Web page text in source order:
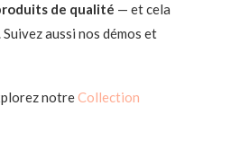
de qualité — et cela
aussi nos démos et
notreCollection